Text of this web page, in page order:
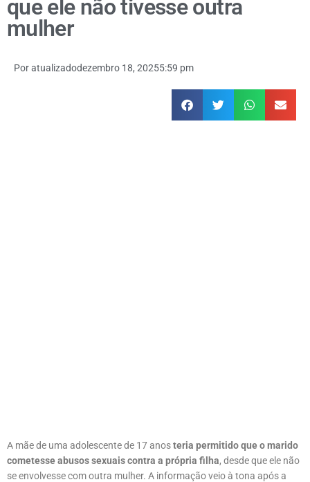
que ele não tivesse outra
mulher
Poratualizadodezembro 18, 20255:59 pm
A mãe de uma adolescente de 17 anosteria permitido que o marido
cometesse abusos sexuais contra a própria filha, desde que ele não
se envolvesse com outra mulher. A informação veio à tona após a